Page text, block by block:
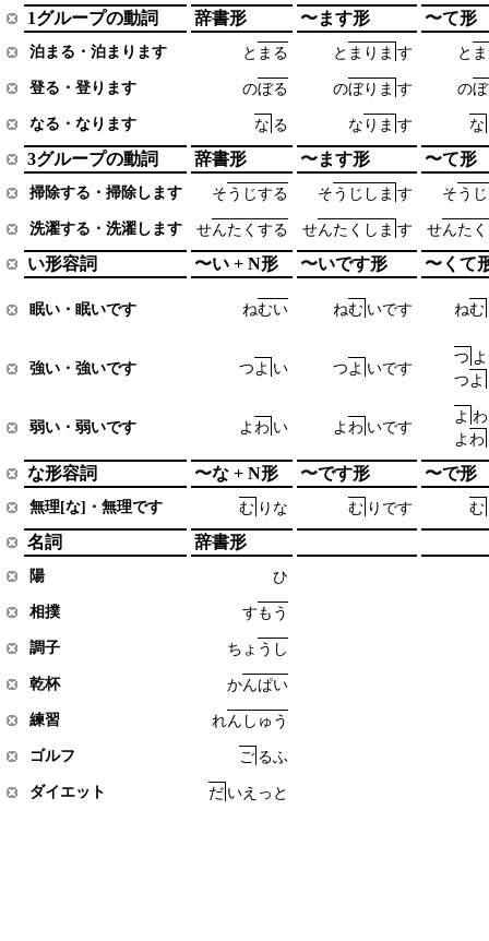
1グループの動詞 辞書形 〜ます形 〜て形
泊まる・泊まります と ま る と ま り ま す と ま
登る・登ります のぼる のぼり ま す のぼ
なる・なります な る な り ま す な
3グループの動詞 辞書形 〜ます形 〜て形
掃除する・掃除します そう じする そう じ し ま す そう じ
洗濯する・洗濯します せんた く する せんた く し ま す せんた く
い形容詞 〜い + N形 〜いです形 〜くて
眠い・眠いです ねむい ねむ いです ねむ
強い・強いです つよ い つよ いです
つ よ
つよ
弱い・弱いです よ わ い よ わ いです
よ わ
よ わ
な形容詞 〜な + N形 〜です形 〜で形
無理[な]・無理です む り な む り です む
名詞 辞書形
陽 ひ
相撲 すも う
調子 ち ょ う し
乾杯 かんぱい
練習 れん し ゅ う
ゴルフ ご るふ
ダイエット だ いえ っ と